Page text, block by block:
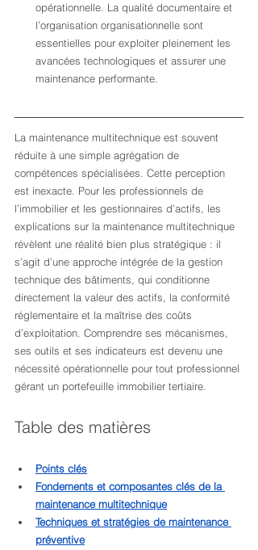
opérationnelle. La qualité documentaire et
l’organisation organisationnelle sont
essentielles pour exploiter pleinement les
avancées technologiques et assurer une
maintenance performante.
La maintenance multitechnique est souvent
réduite à une simple agrégation de
compétences spécialisées. Cette perception
est inexacte. Pour les professionnels de
l’immobilier et les gestionnaires d’actifs, les
explications sur la maintenance multitechnique
révèlent une réalité bien plus stratégique : il
s’agit d’une approche intégrée de la gestion
technique des bâtiments, qui conditionne
directement la valeur des actifs, la conformité
réglementaire et la maîtrise des coûts
d’exploitation. Comprendre ses mécanismes,
ses outils et ses indicateurs est devenu une
nécessité opérationnelle pour tout professionnel
gérant un portefeuille immobilier tertiaire.
Table des matières
Points clés
Fondements et composantes clés de la
maintenance multitechnique
Techniques et stratégies de maintenance
préventive